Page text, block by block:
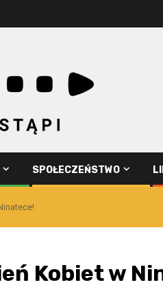
SPOŁECZEŃSTWO
Kobiet w